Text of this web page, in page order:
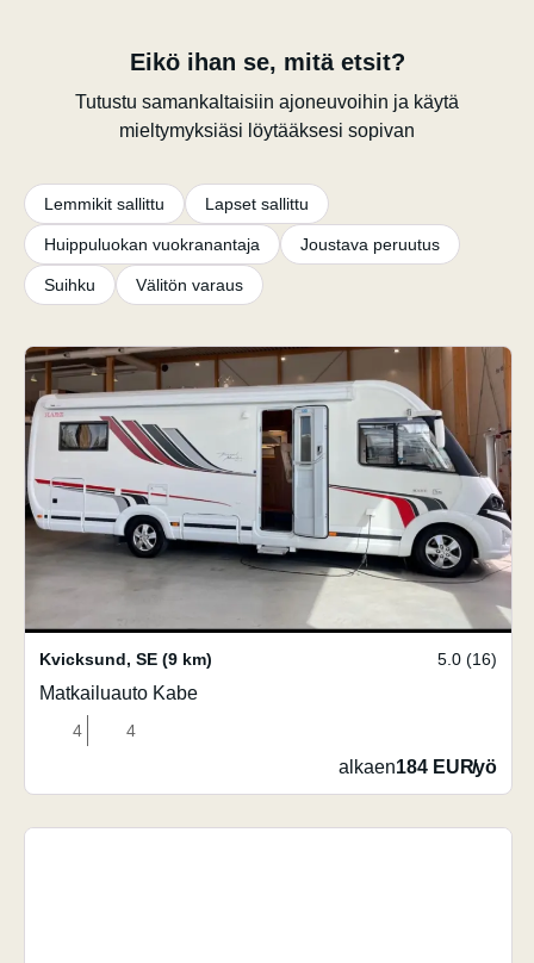
Eikö ihan se, mitä etsit?
Tutustu samankaltaisiin ajoneuvoihin ja käytä
mieltymyksiäsi löytääksesi sopivan
Lemmikit sallittu Lapset sallittu
Huippuluokan vuokranantaja Joustava peruutus
Suihku Välitön varaus
Kvicksund, SE (9 km) 5.0 (16)
Matkailuauto Kabe
4 4
alkaen184 EUR/yö